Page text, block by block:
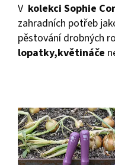
V kolekci Sophie
zahradních potřeb
pěstování drobných
lopatky,květináče